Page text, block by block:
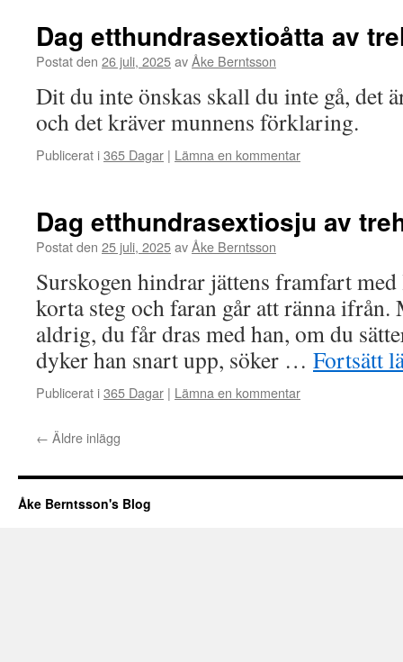
Dag etthundrasextioåtta av
Postat den 26 juli, 2025avÅke Berntsson
Dit du inte önskas skall du inte gå, det
och det kräver munnens förklaring.
Publicerat i365 Dagar | Lämna en kommentar
Dag etthundrasextiosju av
Postat den 25 juli, 2025avÅke Berntsson
Surskogen hindrar jättens framfart
korta steg och faran går att ränna ifrån.
aldrig, du får dras med han, om du
dyker han snart upp, söker … Fortsätt
Publicerat i365 Dagar | Lämna en kommentar
← Äldre inlägg
Åke Berntsson's Blog